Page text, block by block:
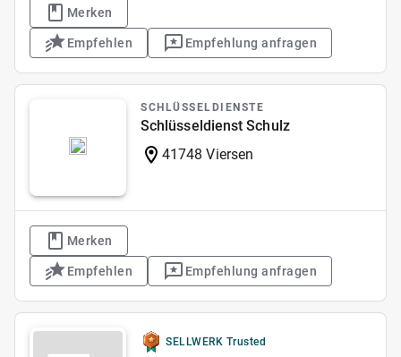
Merken
Empfehlen Empfehlung anfragen
SCHLÜSSELDIENSTE
Schlüsseldienst Schulz
41748 Viersen
Merken
Empfehlen Empfehlung anfragen
SELLWERK Trusted